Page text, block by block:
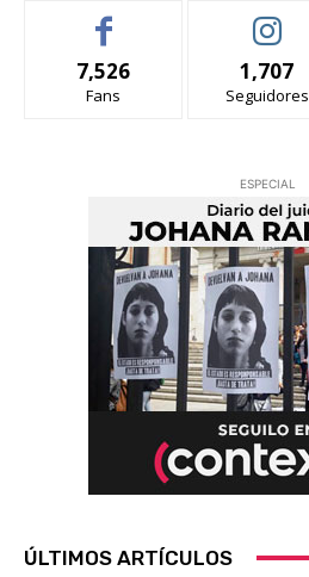
7,526
Fans
1,707
Seguidores
ESPECIAL
ÚLTIMOS ARTÍCULOS